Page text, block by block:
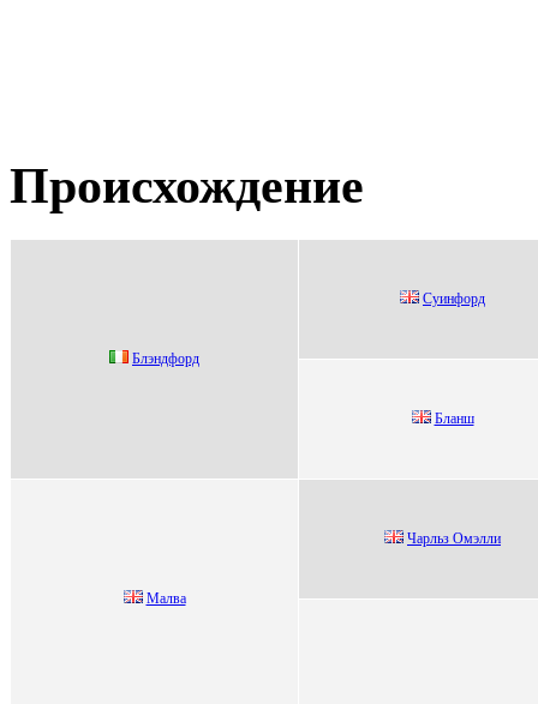
Происхождение
Блэндфoрд
Суинфорд
Блaнш
Малва
Чарльз Oмэлли